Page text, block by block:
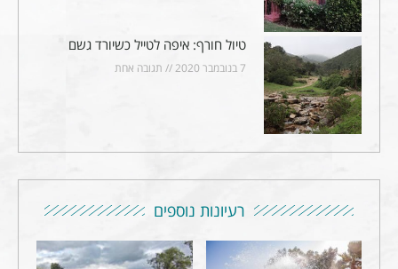
טיול חורף: איפה לטייל כשיורד גשם
7 בנובמבר 2020 תגובה אחת
רעיונות נוספים